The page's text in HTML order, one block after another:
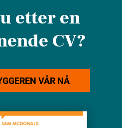
etter en
CV?
VÅR NÅ